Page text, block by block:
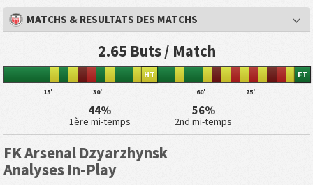
MATCHS & RESULTATS DES MATCHS
2.65 Buts / Match
15' 30'
HT
60' 75'
FT
44%
1ère mi-temps
56%
2nd mi-temps
FK Arsenal Dzyarzhynsk
Analyses In-Play